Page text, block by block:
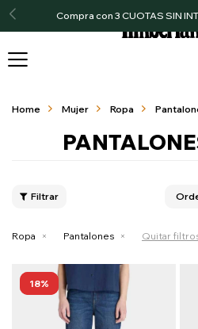
Compra con 3 CUOTAS SIN

Home Mujer Ropa
Ropa Pantalones Quitar
18